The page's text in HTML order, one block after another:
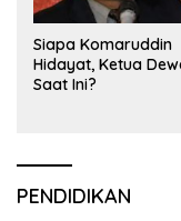
Siapa Komaruddin
Hidayat, Ketua
Saat Ini?
PENDIDIKAN